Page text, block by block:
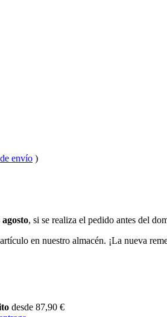
envío )
, si se realiza el pedido antes del
en nuestro almacén. ¡La nueva
desde 87,90 €